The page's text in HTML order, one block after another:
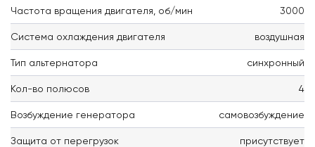
Частота вращения двигателя, об/мин 3000
Система охлаждения двигателя воздушная
Тип альтернатора синхронный
Кол-во полюсов 4
Возбуждение генератора самовозбуждение
Защита от перегрузок присутствует